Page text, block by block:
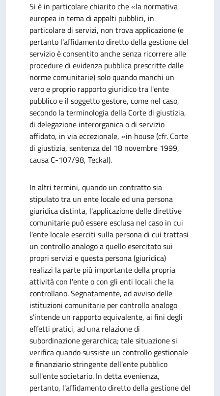
Si è in particolare chiarito che «la normativa
europea in tema di appalti pubblici, in
particolare di servizi, non trova applicazione (e
pertanto l'affidamento diretto della gestione del
servizio è consentito anche senza ricorrere alle
procedure di evidenza pubblica prescritte dalle
norme comunitarie) solo quando manchi un
vero e proprio rapporto giuridico tra l'ente
pubblico e il soggetto gestore, come nel caso,
secondo la terminologia della Corte di giustizia,
di delegazione interorganica o di servizio
affidato, in via eccezionale, «in house (cfr. Corte
di giustizia, sentenza del 18 novembre 1999,
causa C-107/98, Teckal).
In altri termini, quando un contratto sia
stipulato tra un ente locale ed una persona
giuridica distinta, l'applicazione delle direttive
comunitarie può essere esclusa nel caso in cui
l'ente locale eserciti sulla persona di cui trattasi
un controllo analogo a quello esercitato sui
propri servizi e questa persona (giuridica)
realizzi la parte più importante della propria
attività con l'ente o con gli enti locali che la
controllano. Segnatamente, ad avviso delle
istituzioni comunitarie per controllo analogo
s'intende un rapporto equivalente, ai fini degli
effetti pratici, ad una relazione di
subordinazione gerarchica; tale situazione si
verifica quando sussiste un controllo gestionale
e finanziario stringente dell'ente pubblico
sull'ente societario. In detta evenienza,
pertanto, l'affidamento diretto della gestione del